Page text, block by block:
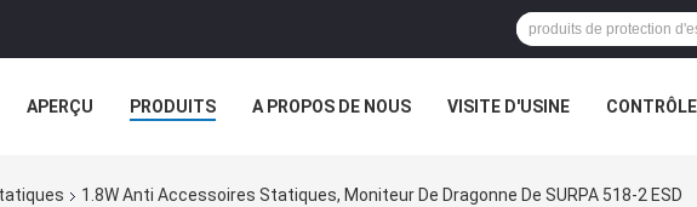
APERÇU PRODUITS A PROPOS DE NOUS VISITE D'USINE
1.8W Anti Accessoires Statiques, Moniteur De Dragonne De SURPA 518-2 ESD